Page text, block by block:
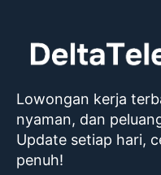
Lowongan kerja
nyaman, dan
Update setiap hari,
penuh!